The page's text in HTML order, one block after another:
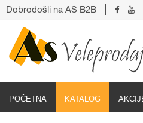
POČETNA KATALOG
Dobrodošli na AS B2B